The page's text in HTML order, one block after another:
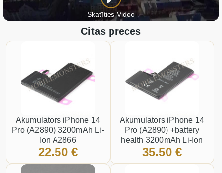
Skatīties Video
Citas preces
Akumulators iPhone 14
Pro (A2890) 3200mAh Li-
Ion A2866
22.50 €
Akumulators iPhone 14
Pro (A2890) +battery
health 3200mAh Li-Ion
A2866
35.50 €